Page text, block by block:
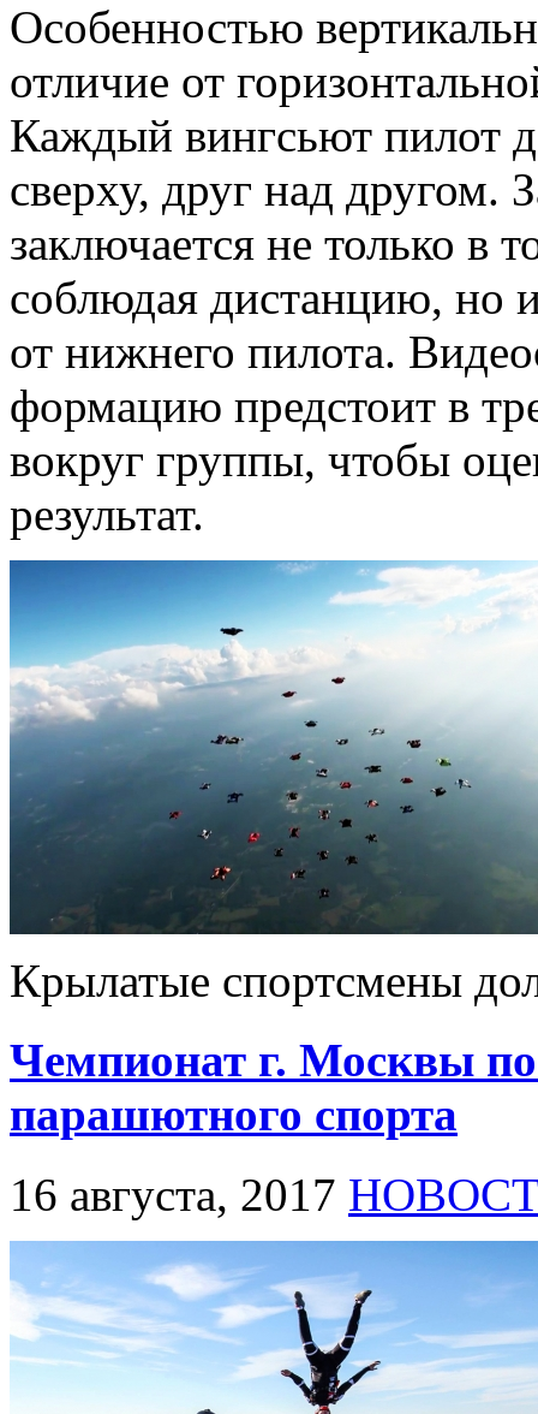
Особенностью
отличие от
Каждый вингсьют пилот
сверху, друг над другом.
заключается не только в
соблюдая дистанцию, но
от нижнего пилота.
формацию предстоит в
вокруг группы, чтобы
результат.
Крылатые спортсмены
Чемпионат г. Москвы
парашютного спорта
16 августа, 2017